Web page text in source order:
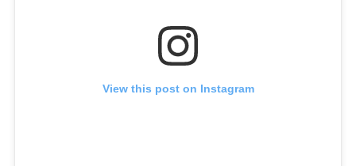
View this post on Instagram